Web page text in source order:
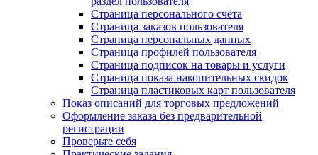
Страница персонального счёта
Страница заказов пользователя
Страница персональных данных
Страница профилей пользователя
Страница подписок на товары и услуги
Страница показа накопительных скидок
Страница пластиковых карт пользователя
Показ описаний для торговых предложений
Оформление заказа без предварительной
регистрации
Проверьте себя